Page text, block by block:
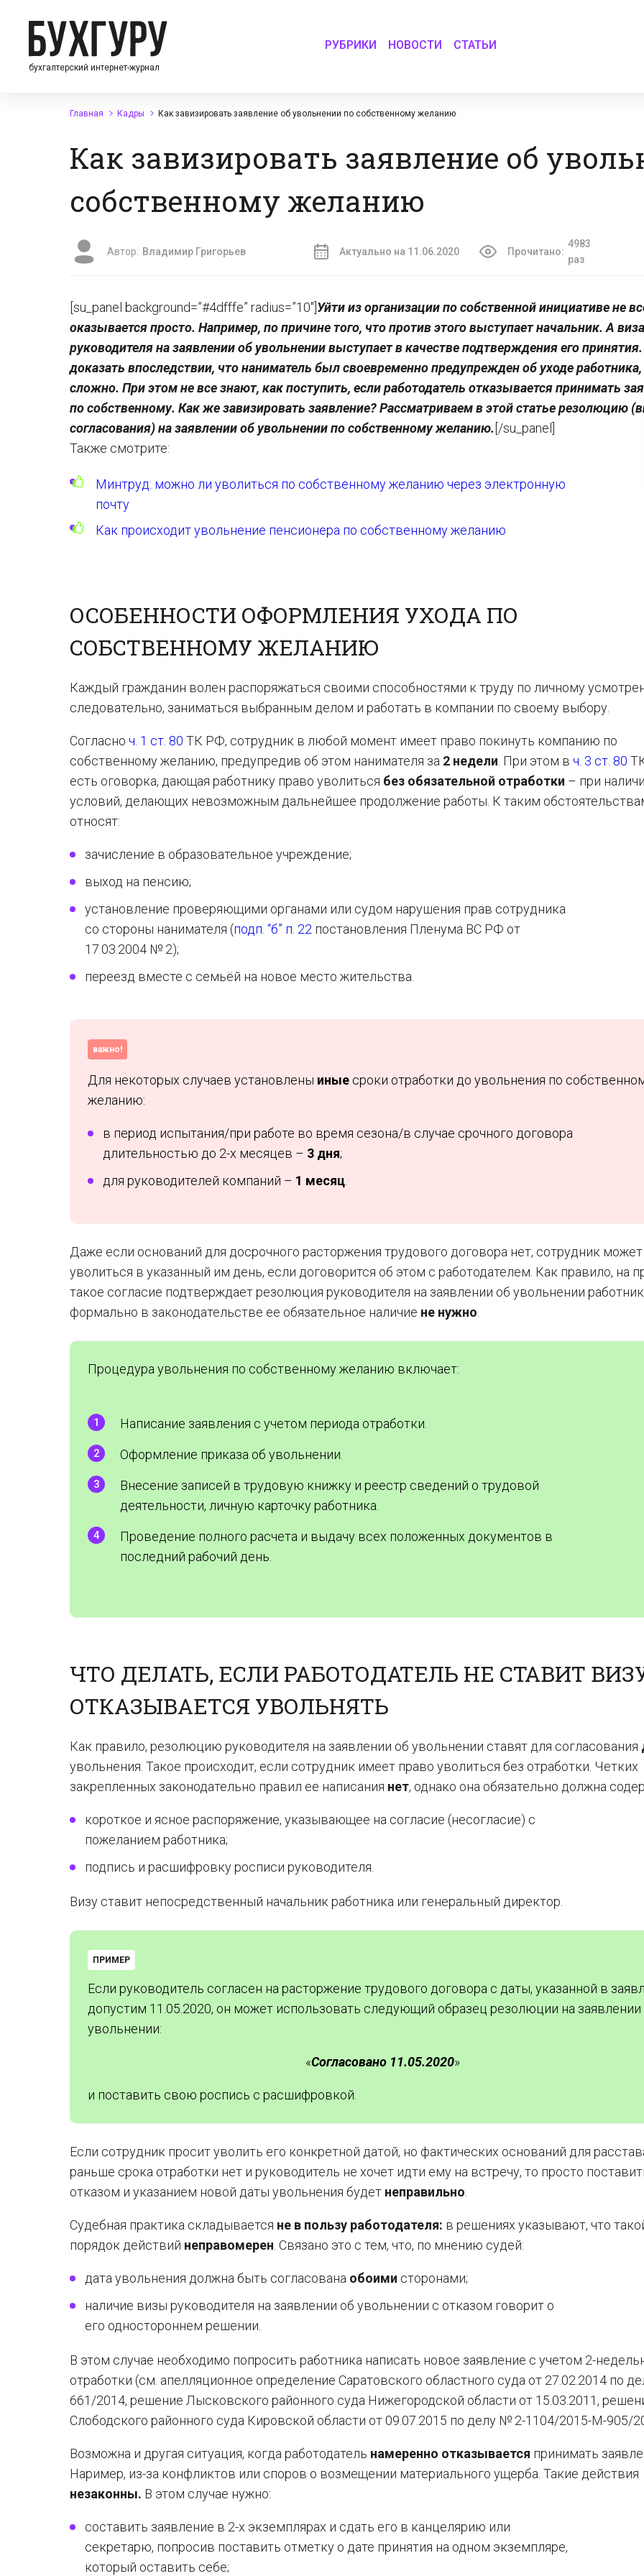
бухгалтерский интернет-журнал
РУБРИКИ НОВОСТИ СТАТЬИ
Главная Кадры Как завизировать заявление об увольнении по собственному желанию
Как завизировать заявление об
собственному желанию
Автор: Владимир Григорьев Актуально на 11.06.2020 Прочитано:
4983
раз
[su_panel background=”#4dfffe” radius=”10″] Уйти из организации по собственной инициативе не
оказывается просто. Например, по причине того, что против этого выступает начальник. А виза
руководителя на заявлении об увольнении выступает в качестве подтверждения его
доказать впоследствии, что наниматель был своевременно предупрежден об уходе работника,
сложно. При этом не все знают, как поступить, если работодатель отказывается принимать
по собственному. Как же завизировать заявление? Рассматриваем в этой статье резолюцию
согласования) на заявлении об увольнении по собственному желанию. [/su_panel]
Также смотрите:
Минтруд: можно ли уволиться по собственному желанию через электронную
почту
Как происходит увольнение пенсионера по собственному желанию
ОСОБЕННОСТИ ОФОРМЛЕНИЯ УХОДА ПО
СОБСТВЕННОМУ ЖЕЛАНИЮ
Каждый гражданин волен распоряжаться своими способностями к труду по личному
следовательно, заниматься выбранным делом и работать в компании по своему выбору.
Согласно ч. 1 ст. 80 ТК РФ, сотрудник в любой момент имеет право покинуть компанию по
собственному желанию, предупредив об этом нанимателя за 2 недели . При этом в ч. 3 ст. 80
есть оговорка, дающая работнику право уволиться без обязательной отработки – при
условий, делающих невозможным дальнейшее продолжение работы. К таким
относят:
зачисление в образовательное учреждение;
выход на пенсию;
установление проверяющими органами или судом нарушения прав сотрудника
со стороны нанимателя (подп. “б” п. 22 постановления Пленума ВС РФ от
17.03.2004 № 2);
переезд вместе с семьёй на новое место жительства.
важно!
Для некоторых случаев установлены иные сроки отработки до увольнения по
желанию:
в период испытания/при работе во время сезона/в случае срочного договора
длительностью до 2-х месяцев – 3 дня;
для руководителей компаний – 1 месяц
Даже если оснований для досрочного расторжения трудового договора нет, сотрудник может
уволиться в указанный им день, если договорится об этом с работодателем. Как правило, на
такое согласие подтверждает резолюция руководителя на заявлении об увольнении
формально в законодательстве ее обязательное наличие не нужно
Процедура увольнения по собственному желанию включает:
Написание заявления с учетом периода отработки.
Оформление приказа об увольнении.
Внесение записей в трудовую книжку и реестр сведений о трудовой
деятельности, личную карточку работника.
Проведение полного расчета и выдачу всех положенных документов в
последний рабочий день.
ЧТО ДЕЛАТЬ, ЕСЛИ РАБОТОДАТЕЛЬ НЕ СТАВИТ
ОТКАЗЫВАЕТСЯ УВОЛЬНЯТЬ
Как правило, резолюцию руководителя на заявлении об увольнении ставят для согласования
увольнения. Такое происходит, если сотрудник имеет право уволиться без отработки. Четких
закрепленных законодательно правил ее написания нет, однако она обязательно должна
короткое и ясное распоряжение, указывающее на согласие (несогласие) с
пожеланием работника;
подпись и расшифровку росписи руководителя.
Визу ставит непосредственный начальник работника или генеральный директор.
ПРИМЕР
Если руководитель согласен на расторжение трудового договора с даты, указанной в
допустим 11.05.2020, он может использовать следующий образец резолюции на заявлении
увольнении:
«Согласовано 11.05.2020»
и поставить свою роспись с расшифровкой.
Если сотрудник просит уволить его конкретной датой, но фактических оснований для
раньше срока отработки нет и руководитель не хочет идти ему на встречу, то просто
отказом и указанием новой даты увольнения будет неправильно
Судебная практика складывается не в пользу работодателя: в решениях указывают, что
порядок действий неправомерен . Связано это с тем, что, по мнению судей:
дата увольнения должна быть согласована обоими сторонами;
наличие визы руководителя на заявлении об увольнении с отказом говорит о
его одностороннем решении.
В этом случае необходимо попросить работника написать новое заявление с учетом 2-
отработки (см. апелляционное определение Саратовского областного суда от 27.02.2014 по
661/2014, решение Лысковского районного суда Нижегородской области от 15.03.2011,
Слободского районного суда Кировской области от 09.07.2015 по делу № 2-1104/2015-М-905/
Возможна и другая ситуация, когда работодатель намеренно отказывается принимать
Наример, из-за конфликтов или споров о возмещении материального ущерба. Такие действия
незаконны. В этом случае нужно:
составить заявление в 2-х экземплярах и сдать его в канцелярию или
секретарю, попросив поставить отметку о дате принятия на одном экземпляре,
который оставить себе;